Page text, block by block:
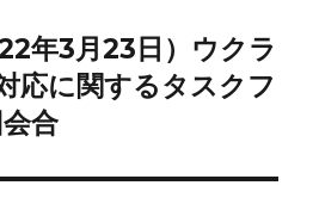
年3月23日）ウクラ
応に関するタスクフ
合